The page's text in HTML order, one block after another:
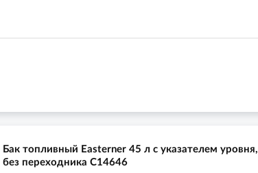
Бак топливный Easterner 45 л с указателем уровня,
без переходника C14646